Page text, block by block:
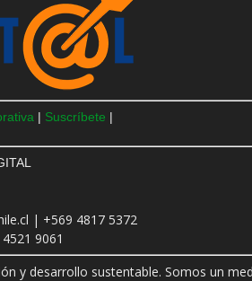
| Suscríbete |
| +569 4817 5372
9061
y desarrollo sustentable. Somos un